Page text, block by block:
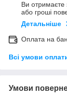
Ви отримаєте
або гроші
Детальніше
Оплата на
Всі умови
Умови